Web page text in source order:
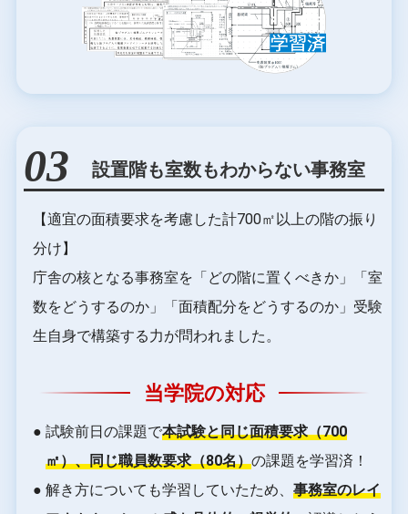
03 設置階も室数もわからない事務室
【適宜の面積要求を考慮した計700㎡以上の階の振り
分け】
庁舎の核となる事務室を「どの階に置くべきか」「室
数をどうするのか」「面積配分をどうするのか」受験
生自身で構築する力が問われました。
当学院の対応
● 試験前日の課題で本試験と同じ面積要求（700
㎡）、同じ職員数要求（80名）の課題を学習済！
● 解き方についても学習していたため、 事務室のレイ